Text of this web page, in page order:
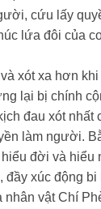
cứu lấy
lứa đôi của
xót xa hơn
lại bị chính
đau xót
làm người.
đời và hiểu
đầy xúc động
vật Chí